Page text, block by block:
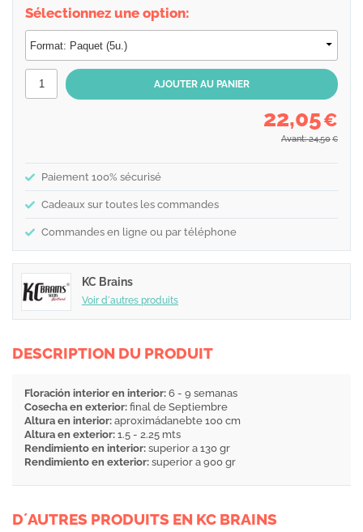
Sélectionnez une option:
22,05€
Avant: 24,50 €
Paiement 100% sécurisé
Cadeaux sur toutes les commandes
Commandes en ligne ou par téléphone
KC Brains
Voir d´autres produits
DESCRIPTION DU PRODUIT
Floración interior en interior: 6 - 9 semanas
Cosecha en exterior: final de Septiembre
Altura en interior: aproximádanebte 100 cm
Altura en exterior: 1.5 - 2.25 mts
Rendimiento en interior: superior a 130 gr
Rendimiento en exterior: superior a 900 gr
D´AUTRES PRODUITS EN KC BRAINS